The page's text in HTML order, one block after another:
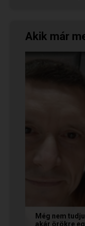
Akik már
Még nem
akár örökre